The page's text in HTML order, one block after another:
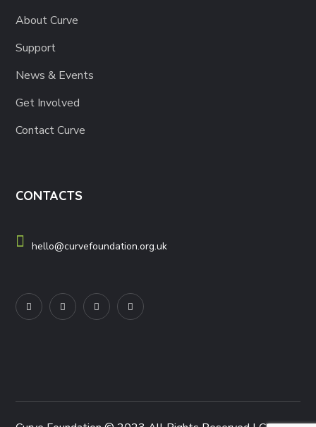
About Curve
Support
News & Events
Get Involved
Contact Curve
CONTACTS
hello@curvefoundation.org.uk